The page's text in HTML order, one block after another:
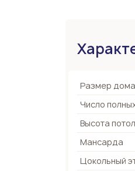
Размер дома
Число
Высота
Мансарда
Цокольный